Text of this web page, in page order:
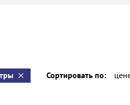
Сортировать по: